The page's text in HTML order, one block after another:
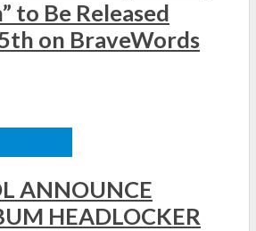
to Be Released
on BraveWords
ANNOUNCE
HEADLOCKER